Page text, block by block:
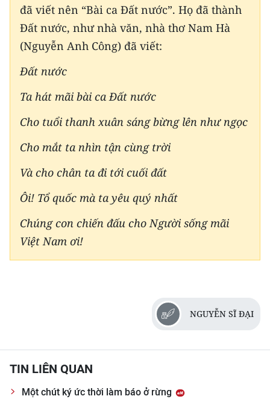
đã viết nên “Bài ca Đất nước”. Họ đã thành
Đất nước, như nhà văn, nhà thơ Nam Hà
(Nguyễn Anh Công) đã viết:
Đất nước
Ta hát mãi bài ca Đất nước
Cho tuổi thanh xuân sáng bừng lên như ngọc
Cho mắt ta nhìn tận cùng trời
Và cho chân ta đi tới cuối đất
Ôi! Tổ quốc mà ta yêu quý nhất
Chúng con chiến đấu cho Người sống mãi
Việt Nam ơi!
NGUYỄN SĨ ĐẠI
TIN LIÊN QUAN
Một chút ký ức thời làm báo ở rừng